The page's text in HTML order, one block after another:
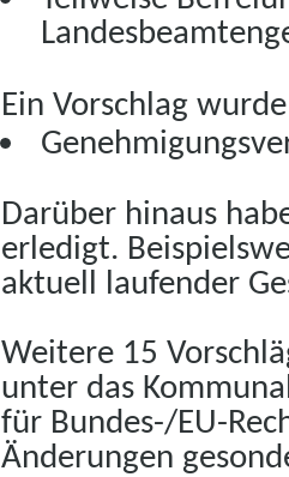
Ein Vorschlag
Darüber hinaus
erledigt.
aktuell laufender
Weitere 15
unter das
für Bundes-/EU-
Änderungen